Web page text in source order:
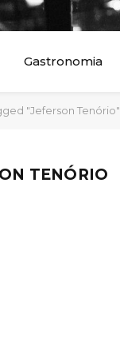
Gastronomia
"Jeferson Tenório"
TENÓRIO